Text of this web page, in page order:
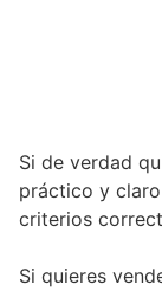
Si de verdad
práctico y
criterios
Si quieres